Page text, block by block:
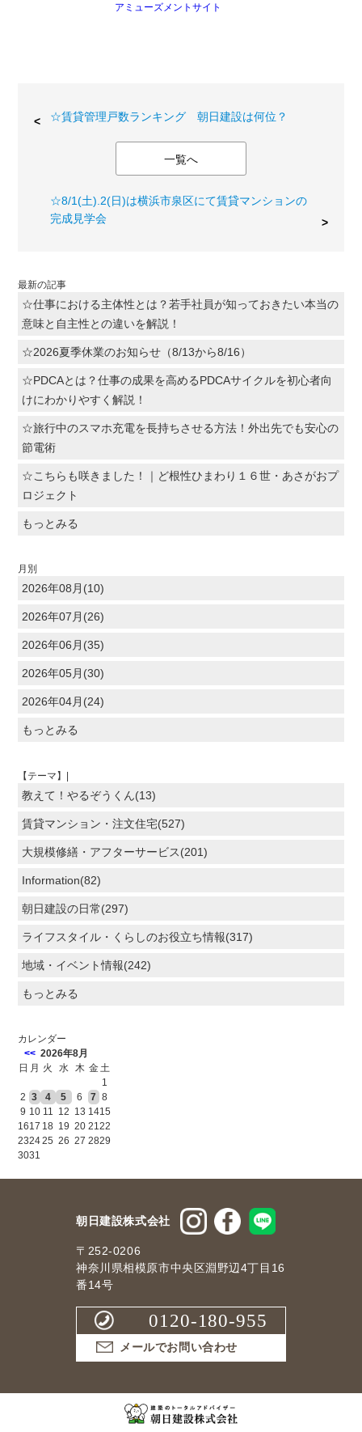
アミューズメントサイト
☆賃貸管理戸数ランキング 朝日建設は何位？
一覧へ
☆8/1(土).2(日)は横浜市泉区にて賃貸マンションの
完成見学会
最新の記事
☆仕事における主体性とは？若手社員が知っておきたい本当の
意味と自主性との違いを解説！
☆2026夏季休業のお知らせ（8/13から8/16）
☆PDCAとは？仕事の成果を高めるPDCAサイクルを初心者向
けにわかりやすく解説！
☆旅行中のスマホ充電を長持ちさせる方法！外出先でも安心の
節電術
☆こちらも咲きました！｜ど根性ひまわり１６世・あさがおプ
ロジェクト
もっとみる
月別
2026年08月(10)
2026年07月(26)
2026年06月(35)
2026年05月(30)
2026年04月(24)
もっとみる
【テーマ】|
教えて！やるぞうくん(13)
賃貸マンション・注文住宅(527)
大規模修繕・アフターサービス(201)
Information(82)
朝日建設の日常(297)
ライフスタイル・くらしのお役立ち情報(317)
地域・イベント情報(242)
もっとみる
カレンダー
<< 2026年8月
日 月 火 水 木 金土
1
2 3 4 5 6 7 8
9 10 11 12 13 1415
1617 18 19 20 2122
232425 26 27 2829
3031
朝日建設株式会社
〒252-0206
神奈川県相模原市中央区淵野辺4丁目16
番14号
0120-180-955
メールでお問い合わせ